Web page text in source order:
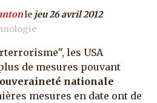
le jeu 26 avril 2012
les USA
de mesures pouvant
nationale
mesures en date ont de